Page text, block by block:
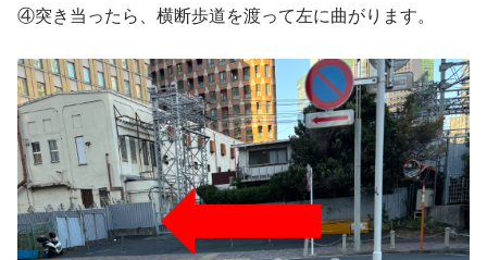
④突き当ったら、横断歩道を渡って左に曲がります。